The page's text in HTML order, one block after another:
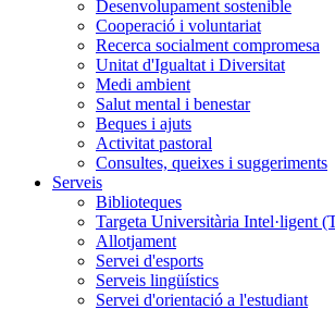
Desenvolupament sostenible
Cooperació i voluntariat
Recerca socialment compromesa
Unitat d'Igualtat i Diversitat
Medi ambient
Salut mental i benestar
Beques i ajuts
Activitat pastoral
Consultes, queixes i suggeriments
Serveis
Biblioteques
Targeta Universitària Intel·ligent
Allotjament
Servei d'esports
Serveis lingüístics
Servei d'orientació a l'estudiant